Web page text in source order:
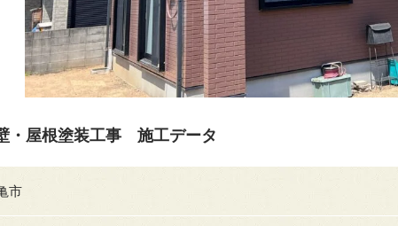
・屋根塗装工事 施工データ
市